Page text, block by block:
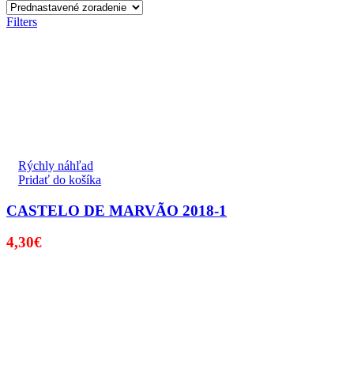
Filters
Rýchly náhľad
Pridať do košíka
CASTELO DE MARVÃO 2018-1
4,30€